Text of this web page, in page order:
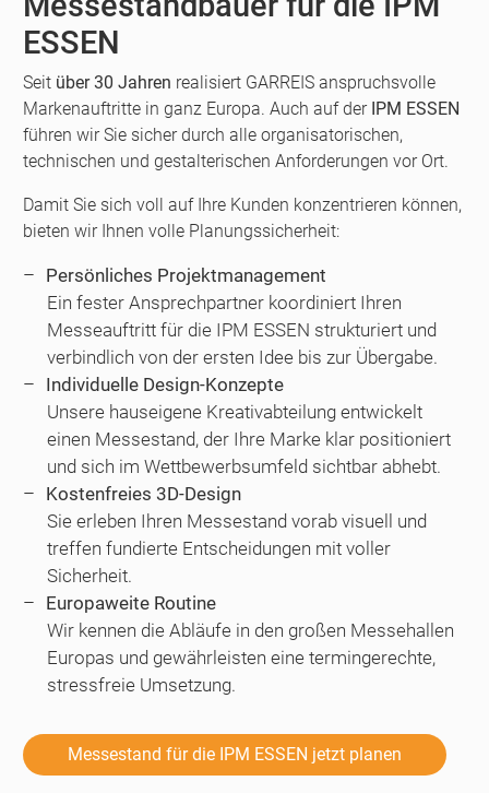
ESSEN
Seit über 30 Jahren realisiert GARREIS anspruchsvolle
Markenauftritte in ganz Europa. Auch auf der IPM ESSEN
führen wir Sie sicher durch alle organisatorischen,
technischen und gestalterischen Anforderungen vor Ort.
Damit Sie sich voll auf Ihre Kunden konzentrieren können,
bieten wir Ihnen volle Planungssicherheit:
Persönliches Projektmanagement
Ein fester Ansprechpartner koordiniert Ihren
Messeauftritt für die IPM ESSEN strukturiert und
verbindlich von der ersten Idee bis zur Übergabe.
Individuelle Design-Konzepte
Unsere hauseigene Kreativabteilung entwickelt
einen Messestand, der Ihre Marke klar positioniert
und sich im Wettbewerbsumfeld sichtbar abhebt.
Kostenfreies 3D-Design
Sie erleben Ihren Messestand vorab visuell und
treffen fundierte Entscheidungen mit voller
Sicherheit.
Europaweite Routine
Wir kennen die Abläufe in den großen Messehallen
Europas und gewährleisten eine termingerechte,
stressfreie Umsetzung.
Messestand für die IPM ESSEN jetzt planen